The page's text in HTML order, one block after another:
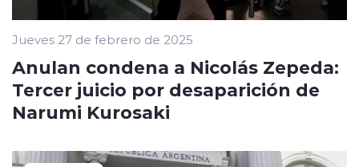
Jueves 27 de febrero de 2025
Anulan condena a Nicolás Zepeda:
Tercer juicio por desaparición de
Narumi Kurosaki